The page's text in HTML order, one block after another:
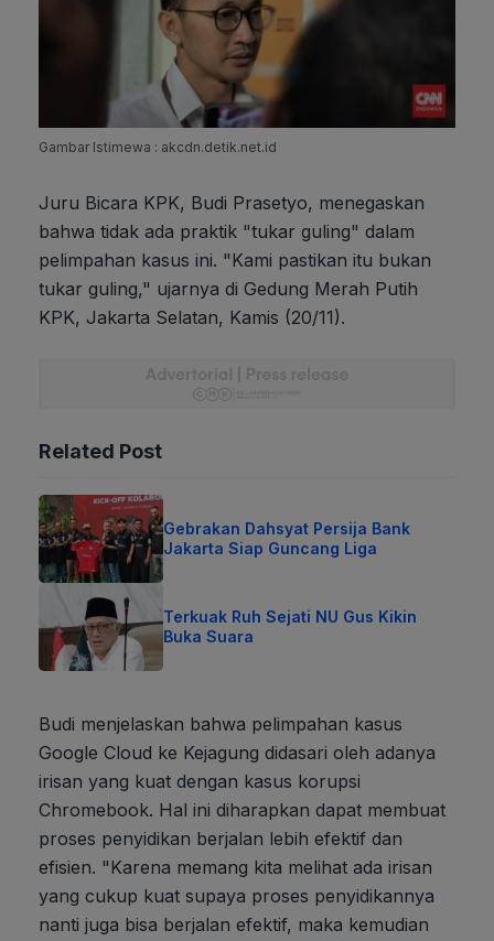
Gambar Istimewa : akcdn.detik.net.id
Juru Bicara KPK, Budi Prasetyo, menegaskan
bahwa tidak ada praktik "tukar guling" dalam
pelimpahan kasus ini. "Kami pastikan itu bukan
tukar guling," ujarnya di Gedung Merah Putih
KPK, Jakarta Selatan, Kamis (20/11).
Related Post
Gebrakan Dahsyat Persija Bank
Jakarta Siap Guncang Liga
Terkuak Ruh Sejati NU Gus Kikin
Buka Suara
Budi menjelaskan bahwa pelimpahan kasus
Google Cloud ke Kejagung didasari oleh adanya
irisan yang kuat dengan kasus korupsi
Chromebook. Hal ini diharapkan dapat membuat
proses penyidikan berjalan lebih efektif dan
efisien. "Karena memang kita melihat ada irisan
yang cukup kuat supaya proses penyidikannya
nanti juga bisa berjalan efektif, maka kemudian